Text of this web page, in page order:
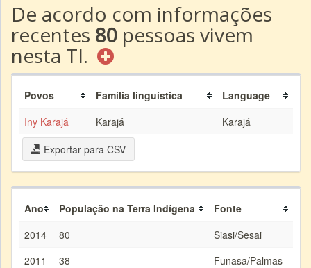
De acordo com informações
recentes 80 pessoas vivem
nesta TI.
Povos Família linguística
Language
Iny Karajá
Karajá
Karajá
Exportar para CSV
Ano População na Terra Indígena
Fonte
2014
80
Siasi/Sesai
2011
38
Funasa/Palmas